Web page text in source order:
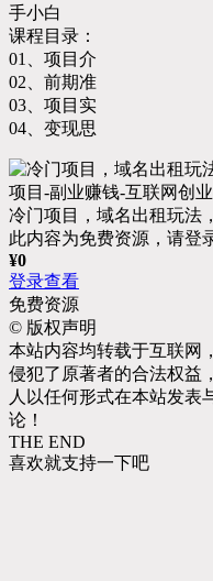
手小白
课程目录：
01、项目介
02、前期准
03、项目实
04、变现思
冷门项目，域名出租玩法
此内容为免费资源，请登
¥0
登录查看
免费资源
© 版权声明
本站内容均转载于互联网
侵犯了原著者的合法权益
人以任何形式在本站发表
论！
THE END
喜欢就支持一下吧